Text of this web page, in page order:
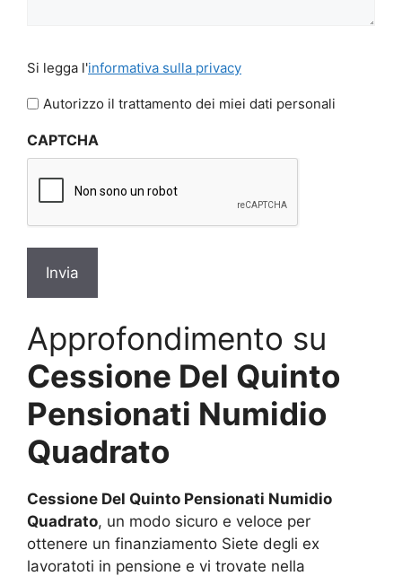
legga
l'informativa
privacy
Si legga l'informativa sulla privacy
Autorizzo il trattamento dei miei dati personali
CAPTCHA
Approfondimento su
Cessione Del Quinto
Pensionati Numidio
Quadrato
Cessione Del Quinto Pensionati Numidio
Quadrato, un modo sicuro e veloce per
ottenere un finanziamento Siete degli ex
lavoratoti in pensione e vi trovate nella